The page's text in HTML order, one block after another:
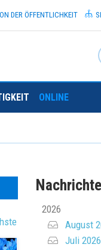
DER ÖFFENTLICHKEIT
ONLINE
2026
August
Juli 2026